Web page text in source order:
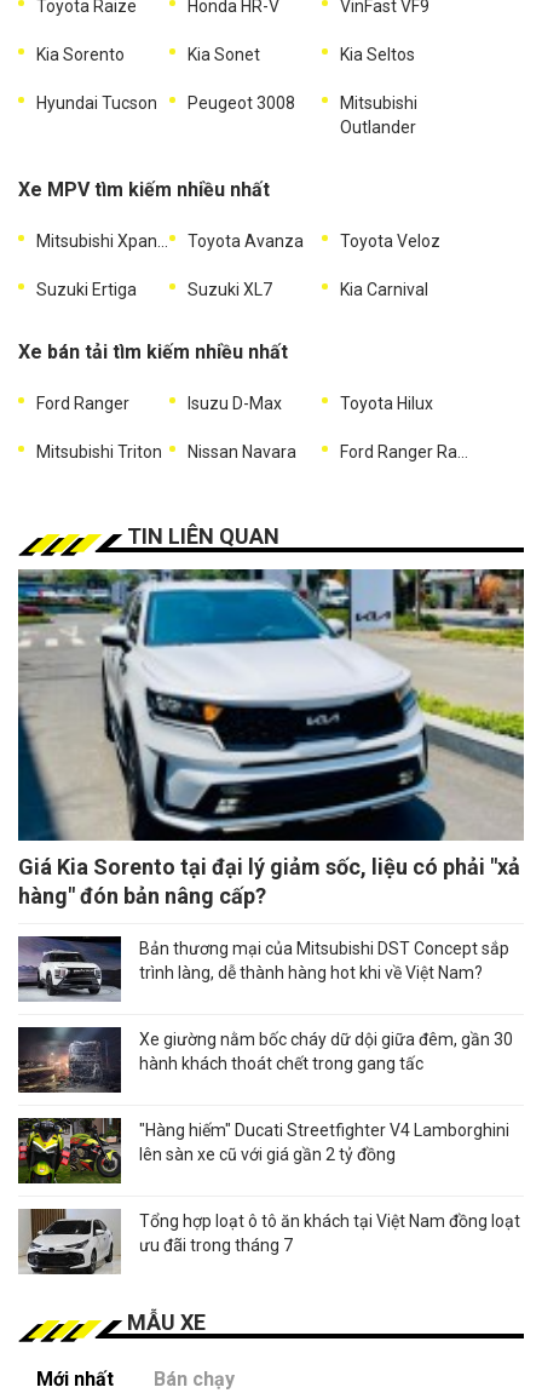
Toyota Raize Honda HR-V VinFast VF9
Kia Sorento Kia Sonet Kia Seltos
Hyundai Tucson Peugeot 3008
Mitsubishi
Outlander
Xe MPV tìm kiếm nhiều nhất
Toyota Avanza Toyota Veloz
Suzuki Ertiga Suzuki XL7 Kia Carnival
Xe bán tải tìm kiếm nhiều nhất
Ford Ranger Isuzu D-Max Toyota Hilux
Mitsubishi Triton Nissan Navara
TIN LIÊN QUAN
Giá Kia Sorento tại đại lý giảm sốc, liệu có phải "xả
hàng" đón bản nâng cấp?
Bản thương mại của Mitsubishi DST Concept sắp
trình làng, dễ thành hàng hot khi về Việt Nam?
Xe giường nằm bốc cháy dữ dội giữa đêm, gần 30
hành khách thoát chết trong gang tấc
"Hàng hiếm" Ducati Streetfighter V4 Lamborghini
lên sàn xe cũ với giá gần 2 tỷ đồng
Tổng hợp loạt ô tô ăn khách tại Việt Nam đồng loạt
ưu đãi trong tháng 7
MẪU XE
Mới nhất Bán chạy